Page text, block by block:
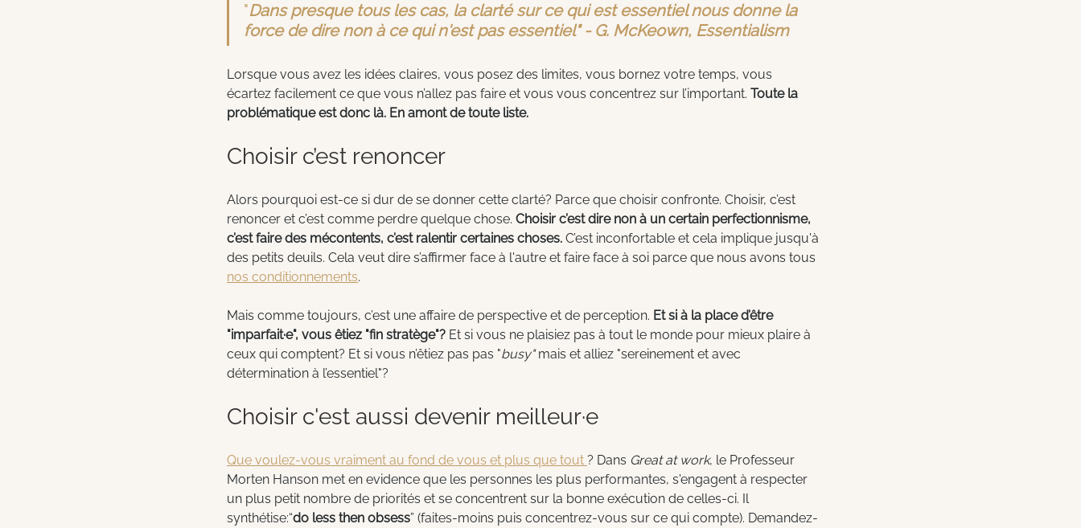
"Dans presque tous les cas, la clarté sur ce qui est essentiel nous donne la
force de dire non à ce qui n'est pas essentiel" - G. McKeown, Essentialism
Lorsque vous avez les idées claires, vous posez des limites, vous bornez votre temps, vous
écartez facilement ce que vous n’allez pas faire et vous vous concentrez sur l’important. Toute la
problématique est donc là. En amont de toute liste.
Choisir c’est renoncer
Alors pourquoi est-ce si dur de se donner cette clarté? Parce que choisir confronte. Choisir, c’est
renoncer et c’est comme perdre quelque chose. Choisir c’est dire non à un certain perfectionnisme,
c’est faire des mécontents, c’est ralentir certaines choses. C’est inconfortable et cela implique jusqu'à
des petits deuils. Cela veut dire s’affirmer face à l'autre et faire face à soi parce que nous avons tous
nos conditionnements.
Mais comme toujours, c’est une affaire de perspective et de perception. Et si à la place d’être
"imparfait·e", vous êtiez "fin stratège"? Et si vous ne plaisiez pas à tout le monde pour mieux plaire à
ceux qui comptent? Et si vous n’êtiez pas pas "busy" mais et alliez "sereinement et avec
détermination à l’essentiel"?
Choisir c'est aussi devenir meilleur·e
Que voulez-vous vraiment au fond de vous et plus que tout ? Dans Great at work, le Professeur
Morten Hanson met en evidence que les personnes les plus performantes, s'engagent à respecter
un plus petit nombre de priorités et se concentrent sur la bonne exécution de celles-ci. Il
synthétise:“do less then obsess” (faites-moins puis concentrez-vous sur ce qui compte). Demandez-